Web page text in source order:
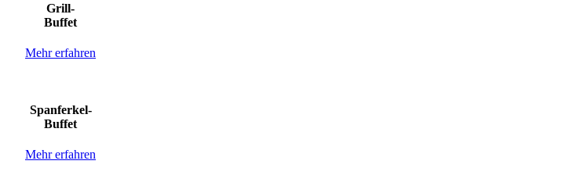
Grill-
Buffet
Mehr erfahren
Spanferkel-
Buffet
Mehr erfahren